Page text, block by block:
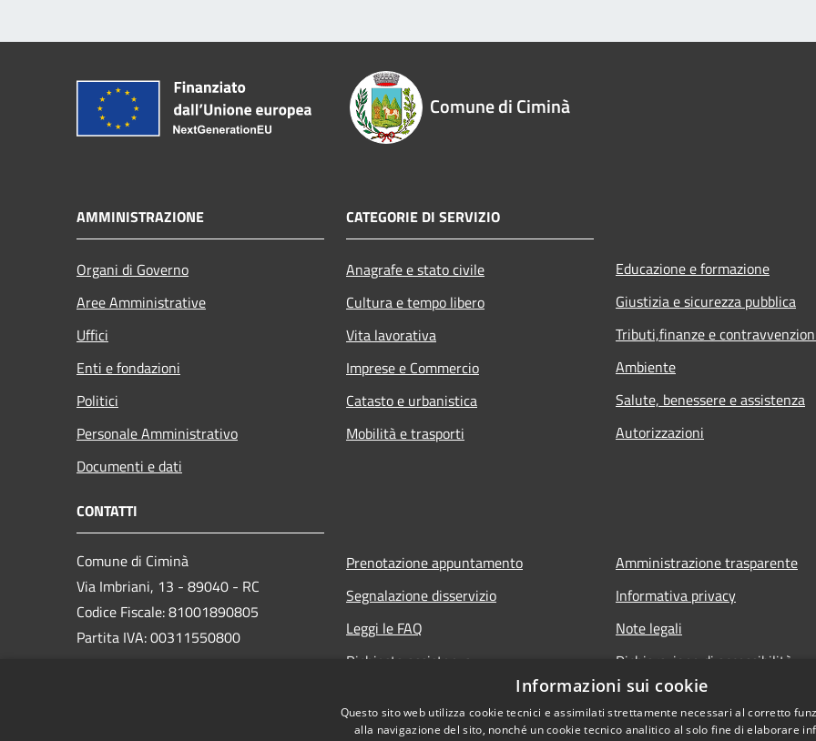
Comune di Ciminà
AMMINISTRAZIONE
Organi di Governo
Aree Amministrative
Uffici
Enti e fondazioni
Politici
Personale Amministrativo
Documenti e dati
CATEGORIE DI SERVIZIO
Anagrafe e stato civile
Cultura e tempo libero
Vita lavorativa
Imprese e Commercio
Catasto e urbanistica
Mobilità e trasporti
Educazione e formazione
Giustizia e sicurezza pubblica
Tributi,finanze e
Ambiente
Salute, benessere e assistenza
Autorizzazioni
CONTATTI
Comune di Ciminà
Via Imbriani, 13 - 89040 - RC
Codice Fiscale: 81001890805
Partita IVA: 00311550800
Prenotazione appuntamento
Segnalazione disservizio
Leggi le FAQ
Richiesta assistenza
Amministrazione trasparente
Informativa privacy
Note legali
Dichiarazione di accessibilità
Informazioni sui cookie
Questo sito web utilizza cookie tecnici e assimilati strettamente necessari al corretto
alla navigazione del sito, nonché un cookie tecnico analitico al solo fine di elaborare